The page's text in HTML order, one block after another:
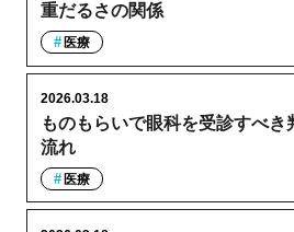
重だるさの関係
医療
ものもらいで眼科を受診すべき
流れ
2026.03.18
医療